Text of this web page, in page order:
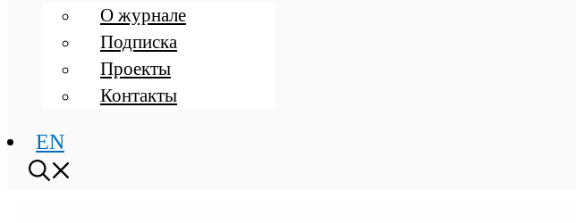
О журнале
Подписка
Проекты
Контакты
EN